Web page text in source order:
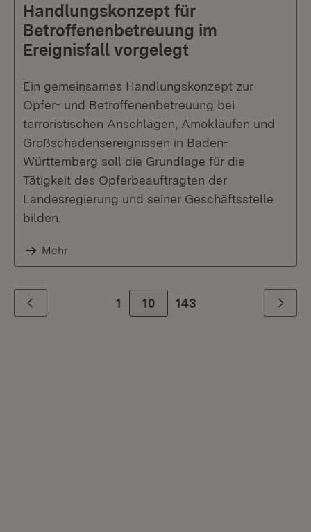
Handlungskonzept für
Betroffenenbetreuung im
Ereignisfall vorgelegt
Ein gemeinsames Handlungskonzept zur
Opfer- und Betroffenenbetreuung bei
terroristischen Anschlägen, Amokläufen und
Großschadensereignissen in Baden-
Württemberg soll die Grundlage für die
Tätigkeit des Opferbeauftragten der
Landesregierung und seiner Geschäftsstelle
bilden.
Mehr
Zurück 1 10 Zur letzte Seite
143 Weiter